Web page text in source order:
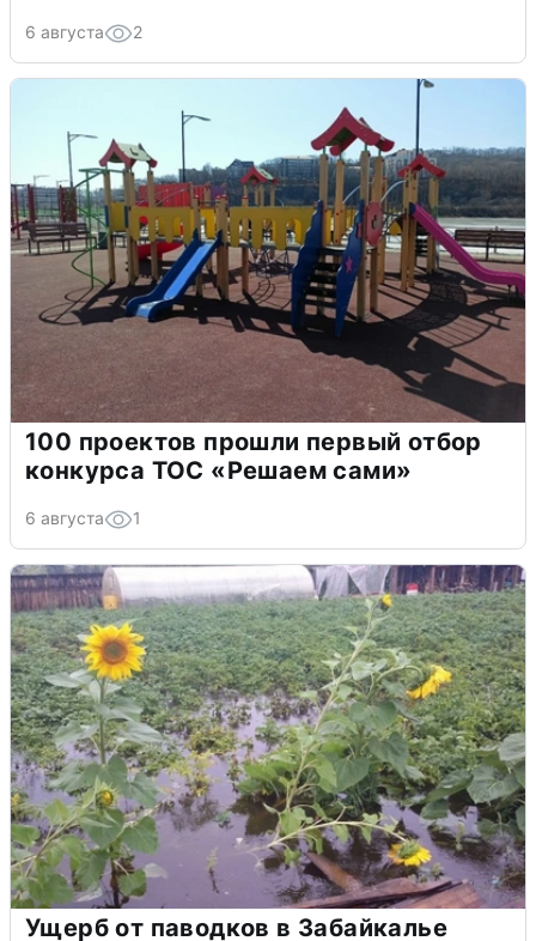
6 августа 2
100 проектов прошли первый отбор
конкурса ТОС «Решаем сами»
6 августа 1
Ущерб от паводков в Забайкалье